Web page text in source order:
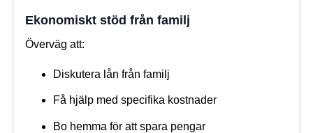
Ekonomiskt stöd från familj
Överväg att:
Diskutera lån från familj
Få hjälp med specifika kostnader
Bo hemma för att spara pengar